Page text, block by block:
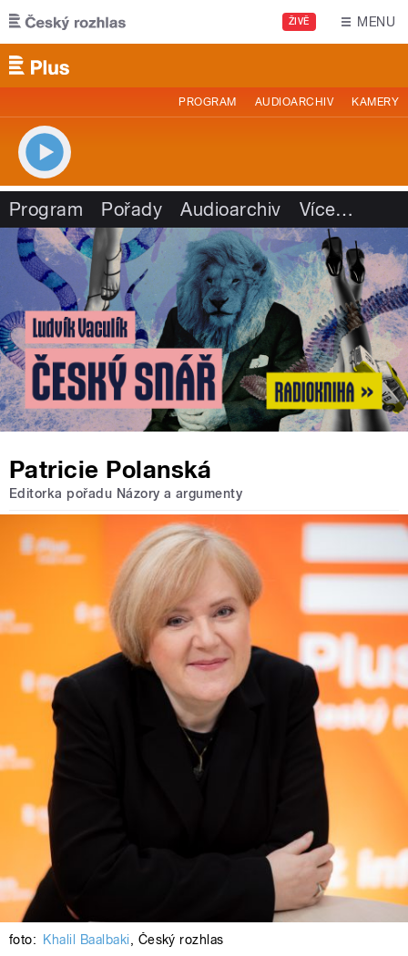
Přejít k hlavnímu obsahu
ŽIVĚ MENU
PROGRAM AUDIOARCHIV KAMERY
Program Pořady Audioarchiv Více…
Patricie Polanská
Editorka pořadu Názory a argumenty
foto: Khalil Baalbaki, Český rozhlas